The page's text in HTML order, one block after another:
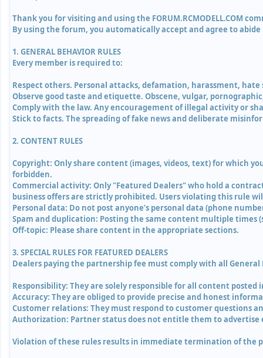
Thank you for visiting and using the FORUM.RCMODELL.COM
By using the forum, you automatically accept and agree to abide
1. GENERAL BEHAVIOR RULES
Every member is required to:
Respect others. Personal attacks, defamation, harassment,
Observe good taste and etiquette. Obscene, vulgar,
Comply with the law. Any encouragement of illegal activity or
Stick to facts. The spreading of fake news and deliberate
2. CONTENT RULES
Copyright: Only share content (images, videos, text) for which
forbidden.
Commercial activity: Only "Featured Dealers" who hold a
business offers are strictly prohibited. Users violating this rule
Personal data: Do not post anyone’s personal data (phone
Spam and duplication: Posting the same content multiple times
Off-topic: Please share content in the appropriate sections.
3. SPECIAL RULES FOR FEATURED DEALERS
Dealers paying the partnership fee must comply with all General
Responsibility: They are solely responsible for all content
Accuracy: They are obliged to provide precise and honest
Customer relations: They must respond to customer questions
Authorization: Partner status does not entitle them to
Violation of these rules results in immediate termination of